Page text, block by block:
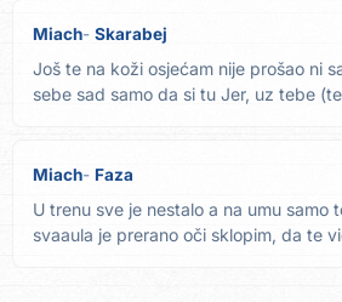
Miach Skarabej
Još te na koži osjećam nije prošao ni
sebe sad samo da si tu Jer, uz tebe
Miach Faza
U trenu sve je nestalo a na umu samo
svaaula je prerano oči sklopim, da te